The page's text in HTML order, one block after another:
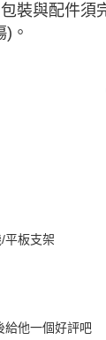
裝與配件須
。
平板支架
給他一個好評吧